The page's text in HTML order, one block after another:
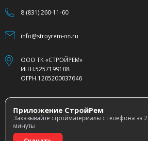
8 (831) 260-11-60
info@stroyrem-nn.ru
ООО ТК «СТРОЙРЕМ»
ИНН.5257199108
ОГРН.1205200037646
Приложение СтройРем
Заказывайте стройматериалы с телефона за 2
минуты